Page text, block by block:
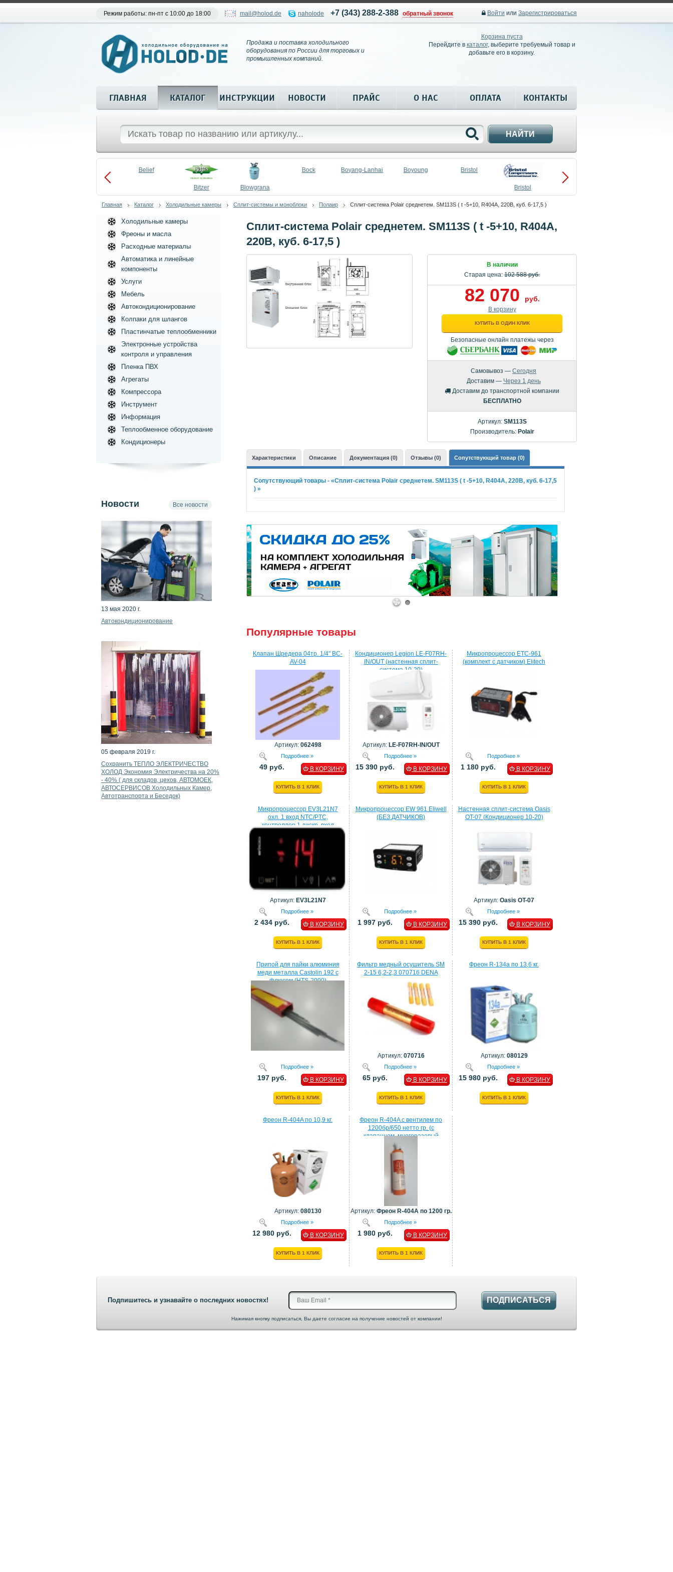
Режим работы: пн-пт с 10:00 до 18:00 mail@holod.de naholode +7 (343) 288-2-388 обратный звонок Войти или Зарегистрироваться
Продажа и поставка холодильного
оборудования по России для торговых и
промышленных компаний.
Корзина пуста
Перейдите в каталог, выберите требуемый товар и
добавьте его в корзину.
ГЛАВНАЯ КАТАЛОГ ИНСТРУКЦИИ НОВОСТИ ПРАЙС О НАС ОПЛАТА КОНТАКТЫ
НАЙТИ
Belief
Bitzer Blowgrana
Bock Boyang-Lanhai Boyoung Bristol
Bristol
Compressors
Главная Каталог Холодильные камеры Сплит-системы и моноблоки Полаир Сплит-система Polair среднетем. SM113S ( t -5+10, R404A, 220В, куб. 6-17,5 )
Сплит-система Polair среднетем. SM113S ( t -5+10, R404A,
220В, куб. 6-17,5 )
В наличии
Старая цена: 102 588 руб.
82 070 руб.
В корзину
КУПИТЬ В ОДИН КЛИК
Безопасные онлайн платежы через
Самовывоз — Сегодня
Доставим — Через 1 день
Доставим до транспортной компании
БЕСПЛАТНО
Артикул: SM113S
Производитель: Polair
Характеристики Описание Документация (0) Отзывы (0) Сопутствующий товар (0)
Сопутствующий товары - «Сплит-система Polair среднетем. SM113S ( t -5+10, R404A, 220В, куб. 6-17,5
) »
1 2
Популярные товары
Клапан Шредера 04тр. 1/4" BC-
AV-04
Артикул: 062498
Подробнее »
49 руб. В КОРЗИНУ
КУПИТЬ В 1 КЛИК
Кондиционер Legion LE-F07RH-
IN/OUT (настенная сплит-
система 10-20)
Артикул: LE-F07RH-IN/OUT
Подробнее »
15 390 руб. В КОРЗИНУ
КУПИТЬ В 1 КЛИК
Микропроцессор ETC-961
(комплект c датчиком) Elitech
Подробнее »
1 180 руб. В КОРЗИНУ
КУПИТЬ В 1 КЛИК
Микропроцессор EV3L21N7
охл. 1 вход NTC/PTC,
контроллер 1 дискр. вход
Артикул: EV3L21N7
Подробнее »
2 434 руб. В КОРЗИНУ
КУПИТЬ В 1 КЛИК
Микропроцессор EW 961 Eliwell
(БЕЗ ДАТЧИКОВ)
Подробнее »
1 997 руб. В КОРЗИНУ
КУПИТЬ В 1 КЛИК
Настенная сплит-система Oasis
OT-07 (Кондиционер 10-20)
Артикул: Oasis OT-07
Подробнее »
15 390 руб. В КОРЗИНУ
КУПИТЬ В 1 КЛИК
Припой для пайки алюминия
меди металла Castolin 192 с
флюсом (HTS-2000)
Подробнее »
197 руб. В КОРЗИНУ
КУПИТЬ В 1 КЛИК
Фильтр медный осушитель SM
2-15 6,2-2,3 070716 DENA
Артикул: 070716
Подробнее »
65 руб. В КОРЗИНУ
КУПИТЬ В 1 КЛИК
Фреон R-134a по 13,6 кг.
Артикул: 080129
Подробнее »
15 980 руб. В КОРЗИНУ
КУПИТЬ В 1 КЛИК
Фреон R-404A по 10,9 кг.
Артикул: 080130
Подробнее »
12 980 руб. В КОРЗИНУ
КУПИТЬ В 1 КЛИК
Фреон R-404A с вентилем по
1200бр/650 нетто гр. (с
клапанном, многоразовый
балон)
Артикул: Фреон R-404A по 1200 гр.
Подробнее »
1 980 руб. В КОРЗИНУ
КУПИТЬ В 1 КЛИК
Холодильные камеры
Фреоны и масла
Расходные материалы
Автоматика и линейные
компоненты
Услуги
Мебель
Автокондиционирование
Колпаки для шлангов
Пластинчатые теплообменники
Электронные устройства
контроля и управления
Пленка ПВХ
Агрегаты
Компрессора
Инструмент
Информация
Теплообменное оборудование
Кондиционеры
Новости Все новости
13 мая 2020 г.
Автокондиционирование
05 февраля 2019 г.
Сохранить ТЕПЛО ЭЛЕКТРИЧЕСТВО
ХОЛОД Экономия Электричества на 20%
- 40% ( для складов, цехов, АВТОМОЕК,
АВТОСЕРВИСОВ Холодильных Камер,
Автотранспорта и Беседок)
Подпишитесь и узнавайте о последних новостях! ПОДПИСАТЬСЯ
Нажимая кнопку подписаться, Вы даете согласие на получение новостей от компании!